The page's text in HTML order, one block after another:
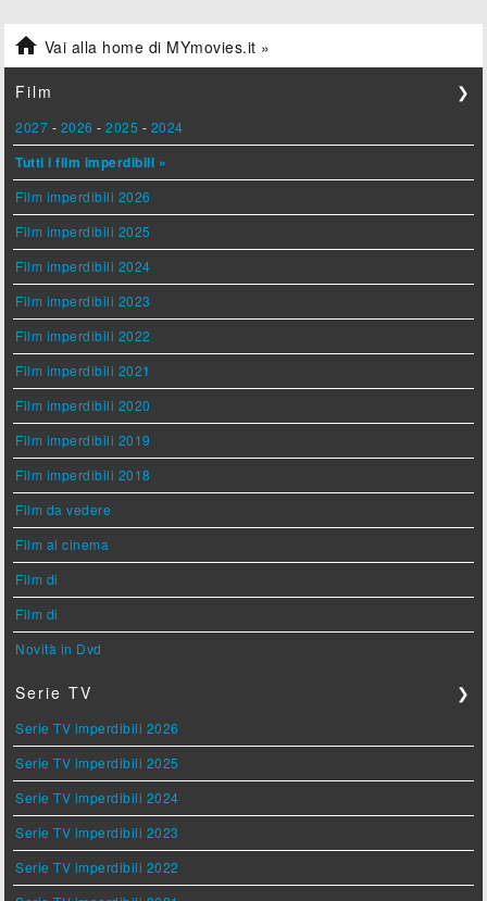
 Vai alla home di MYmovies.it »
Film ❯
2027 - 2026 -2025 - 2024
Tutti i film imperdibili »
Film imperdibili 2026
Film imperdibili 2025
Film imperdibili 2024
Film imperdibili 2023
Film imperdibili 2022
Film imperdibili 2021
Film imperdibili 2020
Film imperdibili 2019
Film imperdibili 2018
Film da vedere
Film al cinema
Film di
Film di
Novità in Dvd
Serie TV ❯
Serie TV imperdibili 2026
Serie TV imperdibili 2025
Serie TV imperdibili 2024
Serie TV imperdibili 2023
Serie TV imperdibili 2022